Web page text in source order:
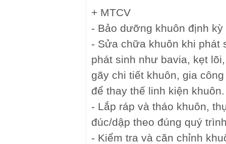
+ MTCV
- Bảo dưỡng khuôn định
- Sửa chữa khuôn khi phát
phát sinh như bavia, kẹt
gãy chi tiết khuôn, gia
để thay thế linh kiện khuôn.
- Lắp ráp và tháo khuôn,
đúc/dập theo đúng quý
- Kiểm tra và căn chỉnh